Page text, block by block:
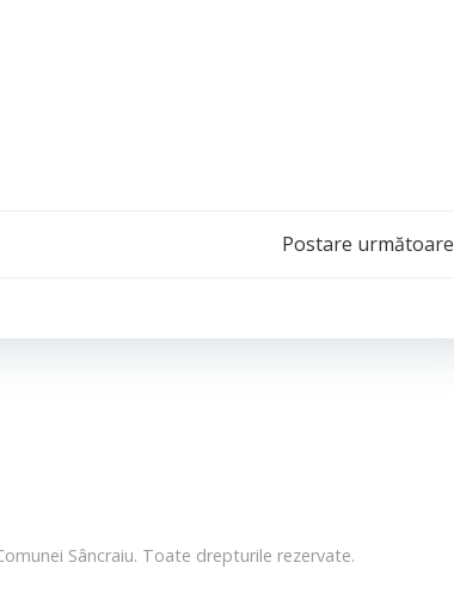
Postare următoare
Sâncraiu. Toate drepturile rezervate.